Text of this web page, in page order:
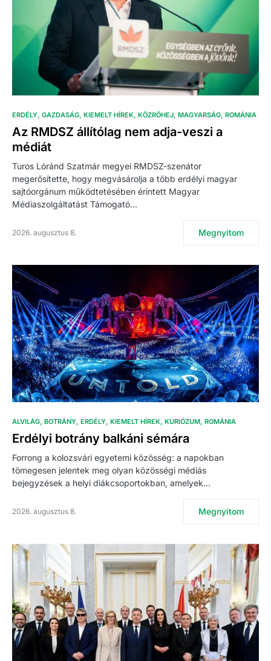
ERDÉLY GAZDASÁG KIEMELT HÍREK KÖZRÖHEJ MAGYARSÁG ROMÁNIA
Az RMDSZ állítólag nem adja-veszi a
médiát
Turos Lóránd Szatmár megyei RMDSZ-szenátor
megerősítette, hogy megvásárolja a több erdélyi magyar
sajtóorgánum működtetésében érintett Magyar
Médiaszolgáltatást Támogató…
2026. augusztus 8. Megnyitom
ALVILÁG BOTRÁNY ERDÉLY KIEMELT HÍREK KURIÓZUM ROMÁNIA
Erdélyi botrány balkáni sémára
Forrong a kolozsvári egyetemi közösség: a napokban
tömegesen jelentek meg olyan közösségi médiás
bejegyzések a helyi diákcsoportokban, amelyek…
2026. augusztus 8. Megnyitom